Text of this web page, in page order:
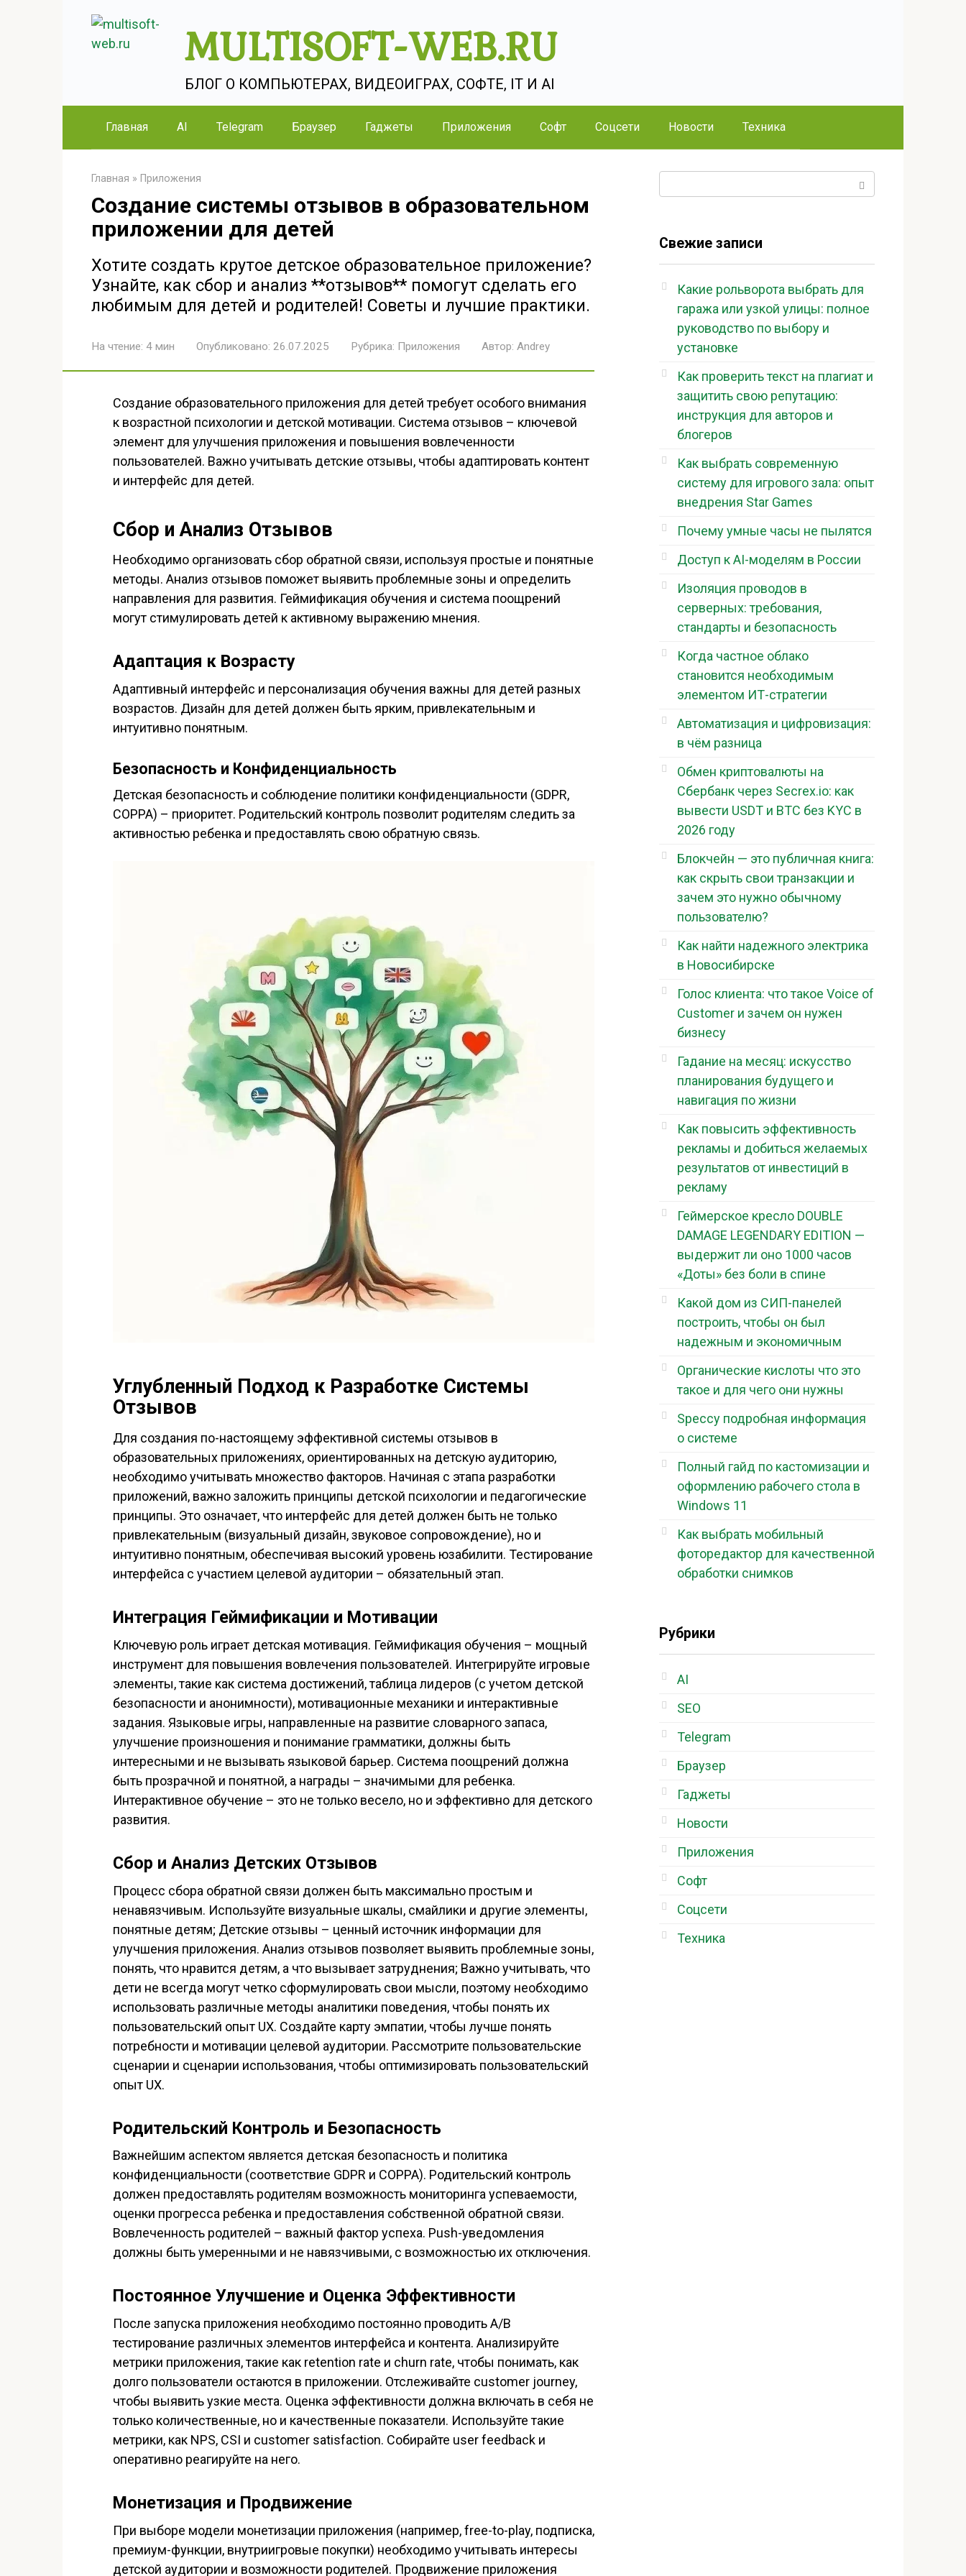
MULTISOFT-WEB.RU
БЛОГ О КОМПЬЮТЕРАХ, ВИДЕОИГРАХ, СОФТЕ, IT И AI
Главная AI Telegram Браузер Гаджеты Приложения Софт Соцсети Новости Техника
Главная » Приложения
Создание системы отзывов в образовательном
приложении для детей
Хотите создать крутое детское образовательное приложение?
Узнайте, как сбор и анализ **отзывов** помогут сделать его
любимым для детей и родителей! Советы и лучшие практики.
На чтение: 4 мин Опубликовано: 26.07.2025 Рубрика: Приложения Автор: Andrey
Создание образовательного приложения для детей требует особого внимания
к возрастной психологии и детской мотивации. Система отзывов – ключевой
элемент для улучшения приложения и повышения вовлеченности
пользователей. Важно учитывать детские отзывы, чтобы адаптировать контент
и интерфейс для детей.
Сбор и Анализ Отзывов
Необходимо организовать сбор обратной связи, используя простые и понятные
методы. Анализ отзывов поможет выявить проблемные зоны и определить
направления для развития. Геймификация обучения и система поощрений
могут стимулировать детей к активному выражению мнения.
Адаптация к Возрасту
Адаптивный интерфейс и персонализация обучения важны для детей разных
возрастов. Дизайн для детей должен быть ярким, привлекательным и
интуитивно понятным.
Безопасность и Конфиденциальность
Детская безопасность и соблюдение политики конфиденциальности (GDPR,
COPPA) – приоритет. Родительский контроль позволит родителям следить за
активностью ребенка и предоставлять свою обратную связь.
Углубленный Подход к Разработке Системы
Отзывов
Для создания по-настоящему эффективной системы отзывов в
образовательных приложениях, ориентированных на детскую аудиторию,
необходимо учитывать множество факторов. Начиная с этапа разработки
приложений, важно заложить принципы детской психологии и педагогические
принципы. Это означает, что интерфейс для детей должен быть не только
привлекательным (визуальный дизайн, звуковое сопровождение), но и
интуитивно понятным, обеспечивая высокий уровень юзабилити. Тестирование
интерфейса с участием целевой аудитории – обязательный этап.
Интеграция Геймификации и Мотивации
Ключевую роль играет детская мотивация. Геймификация обучения – мощный
инструмент для повышения вовлечения пользователей. Интегрируйте игровые
элементы, такие как система достижений, таблица лидеров (с учетом детской
безопасности и анонимности), мотивационные механики и интерактивные
задания. Языковые игры, направленные на развитие словарного запаса,
улучшение произношения и понимание грамматики, должны быть
интересными и не вызывать языковой барьер. Система поощрений должна
быть прозрачной и понятной, а награды – значимыми для ребенка.
Интерактивное обучение – это не только весело, но и эффективно для детского
развития.
Сбор и Анализ Детских Отзывов
Процесс сбора обратной связи должен быть максимально простым и
ненавязчивым. Используйте визуальные шкалы, смайлики и другие элементы,
понятные детям; Детские отзывы – ценный источник информации для
улучшения приложения. Анализ отзывов позволяет выявить проблемные зоны,
понять, что нравится детям, а что вызывает затруднения; Важно учитывать, что
дети не всегда могут четко сформулировать свои мысли, поэтому необходимо
использовать различные методы аналитики поведения, чтобы понять их
пользовательский опыт UX. Создайте карту эмпатии, чтобы лучше понять
потребности и мотивации целевой аудитории. Рассмотрите пользовательские
сценарии и сценарии использования, чтобы оптимизировать пользовательский
опыт UX.
Родительский Контроль и Безопасность
Важнейшим аспектом является детская безопасность и политика
конфиденциальности (соответствие GDPR и COPPA). Родительский контроль
должен предоставлять родителям возможность мониторинга успеваемости,
оценки прогресса ребенка и предоставления собственной обратной связи.
Вовлеченность родителей – важный фактор успеха. Push-уведомления
должны быть умеренными и не навязчивыми, с возможностью их отключения.
Постоянное Улучшение и Оценка Эффективности
После запуска приложения необходимо постоянно проводить A/B
тестирование различных элементов интерфейса и контента. Анализируйте
метрики приложения, такие как retention rate и churn rate, чтобы понимать, как
долго пользователи остаются в приложении. Отслеживайте customer journey,
чтобы выявить узкие места. Оценка эффективности должна включать в себя не
только количественные, но и качественные показатели. Используйте такие
метрики, как NPS, CSI и customer satisfaction. Собирайте user feedback и
оперативно реагируйте на него.
Монетизация и Продвижение
При выборе модели монетизации приложения (например, free-to-play, подписка,
премиум-функции, внутриигровые покупки) необходимо учитывать интересы
детской аудитории и возможности родителей. Продвижение приложения
Свежие записи
Какие рольворота выбрать для
гаража или узкой улицы: полное
руководство по выбору и
установке
Как проверить текст на плагиат и
защитить свою репутацию:
инструкция для авторов и
блогеров
Как выбрать современную
систему для игрового зала: опыт
внедрения Star Games
Почему умные часы не пылятся
Доступ к AI-моделям в России
Изоляция проводов в
серверных: требования,
стандарты и безопасность
Когда частное облако
становится необходимым
элементом ИТ-стратегии
Автоматизация и цифровизация:
в чём разница
Обмен криптовалюты на
Сбербанк через Secrex.io: как
вывести USDT и BTC без KYC в
2026 году
Блокчейн — это публичная книга:
как скрыть свои транзакции и
зачем это нужно обычному
пользователю?
Как найти надежного электрика
в Новосибирске
Голос клиента: что такое Voice of
Customer и зачем он нужен
бизнесу
Гадание на месяц: искусство
планирования будущего и
навигация по жизни
Как повысить эффективность
рекламы и добиться желаемых
результатов от инвестиций в
рекламу
Геймерское кресло DOUBLE
DAMAGE LEGENDARY EDITION —
выдержит ли оно 1000 часов
«Доты» без боли в спине
Какой дом из СИП-панелей
построить, чтобы он был
надежным и экономичным
Органические кислоты что это
такое и для чего они нужны
Speccy подробная информация
о системе
Полный гайд по кастомизации и
оформлению рабочего стола в
Windows 11
Как выбрать мобильный
фоторедактор для качественной
обработки снимков
Рубрики
AI
SEO
Telegram
Браузер
Гаджеты
Новости
Приложения
Софт
Соцсети
Техника